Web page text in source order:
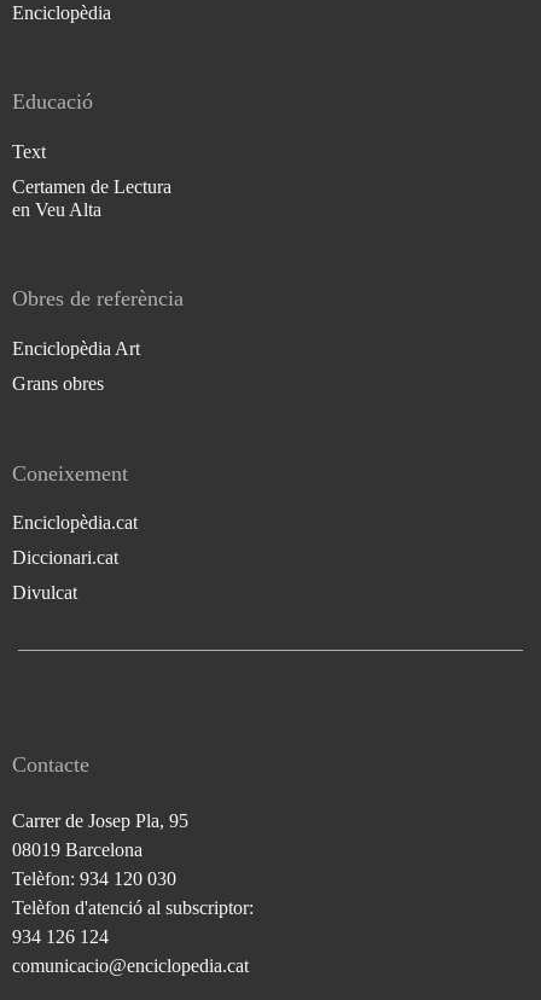
Enciclopèdia
Educació
Text
Certamen de Lectura
en Veu Alta
Obres de referència
Enciclopèdia Art
Grans obres
Coneixement
Enciclopèdia.cat
Diccionari.cat
Divulcat
Contacte
Carrer de Josep Pla, 95
08019 Barcelona
Telèfon: 934 120 030
Telèfon d'atenció al subscriptor:
934 126 124
comunicacio@enciclopedia.cat